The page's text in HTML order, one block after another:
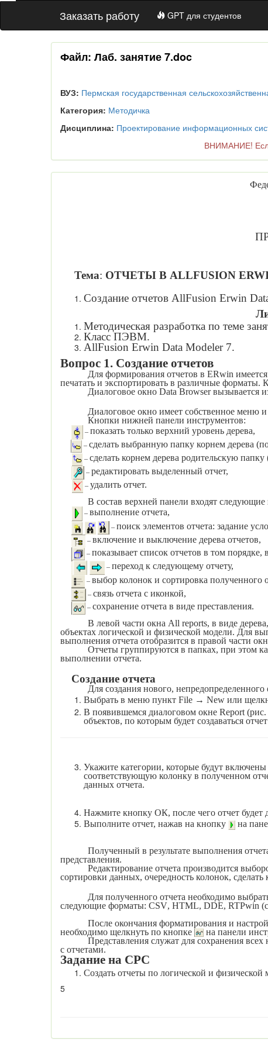
Заказать работу GPT для студентов
Файл: Лаб. занятие 7.doc
ВУЗ: Пермская государственная
Категория: Методичка
Дисциплина: Проектирование информационных
ВНИМАНИЕ!
Тема: ОТЧЕТЫ В ALLFUSION
Создание отчетов AllFusion Erwin
Методическая разработка по теме
Класс ПЭВМ.
AllFusion Erwin Data Modeler 7.
Вопрос 1. Создание отчетов
Для формирования отчетов в ERwin
печатать и экспортировать в различные форматы.
Диалоговое окноData Browserвызывается
Диалоговое окно имеет собственное
Кнопки нижней панели инструментов:
–показать только верхний уровень дерева,
–сделать выбранную папку корнем дерева
–сделать корнем дерева родительскую
–редактировать выделенный отчет,
–удалить отчет.
В состав верхней панели входят
–выполнение отчета,
–поиск элементов отчета: задание
–включение и выключение дерева отчетов,
–показывает список отчетов в том порядке,
–переход к следующему отчету,
–выбор колонок и сортировка полученного
–связь отчета с иконкой,
–сохранение отчета в виде преставления.
В левой части окна All reports, в виде
объектах логической и физической модели. Для
выполнения отчета отобразится в правой части
Отчеты группируются в папках, при этом
выполнении отчета.
Создание отчета
Для создания нового, непредопределенного
Выбрать в меню пункт File → New или
В появившемся диалоговом окне Report
объектов, по которым будет создаваться
Укажите категории, которые будут
соответствующую колонку в полученном
данных отчета.
Нажмите кнопку ОК, после чего отчет будет
Выполните отчет, нажав на кнопку
на
Полученный в результате выполнения
представления.
Редактирование отчета производится
сортировки данных, очередность колонок,
Для полученного отчета необходимо
следующие форматы: CSV, HTML, DDE, RTPwin
После окончания форматирования и
необходимо щелкнуть по кнопке
на панели
Представления служат для сохранения всех
с отчетами.
Задание на СРС
Создать отчеты по логической и физической
5